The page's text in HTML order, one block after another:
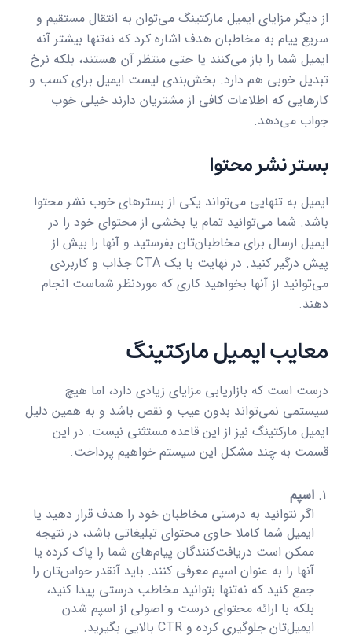
از دیگر مزایای ایمیل مارکتینگ می‌توان به انتقال مستقیم و
سریع پیام به مخاطبان هدف اشاره کرد که نه‌تنها بیشتر آنه
ایمیل شما را باز می‌کنند یا حتی منتظر آن هستند، بلکه نرخ
تبدیل خوبی هم دارد. بخش‌بندی لیست ایمیل برای کسب و
کارهایی که اطلاعات کافی از مشتریان دارند خیلی خوب
جواب می‌دهد.
بستر نشر محتوا
ایمیل به تنهایی می‌تواند یکی از بسترهای خوب نشر محتوا
باشد. شما می‌توانید تمام یا بخشی از محتوای خود را در
ایمیل ارسال برای مخاطبان‌تان بفرستید و آنها را بیش از
پیش درگیر کنید. در نهایت با یک CTA جذاب و کاربردی
می‌توانید از آنها بخواهید کاری که موردنظر شماست انجام
دهند.
معایب ایمیل مارکتینگ
درست است که بازاریابی مزایای زیادی دارد، اما هیچ
سیستمی نمی‌تواند بدون عیب و نقص باشد و به همین دلیل
ایمیل مارکتینگ نیز از این قاعده مستثنی نیست. در این
قسمت به چند مشکل این سیستم خواهیم پرداخت.
اسپم
اگر نتوانید به درستی مخاطبان خود را هدف قرار دهید یا
ایمیل شما کاملا حاوی محتوای تبلیغاتی باشد، در نتیجه
ممکن است دریافت‌کنندگان پیام‌های شما را پاک کرده یا
آنها را به عنوان اسپم معرفی کنند. باید آنقدر حواس‌تان را
جمع کنید که‌ نه‌تنها بتوانید مخاطب درستی پیدا کنید،
بلکه با ارائه محتوای درست و اصولی از اسپم شدن
ایمیل‌تان جلوگیری کرده و CTR بالایی بگیرید.